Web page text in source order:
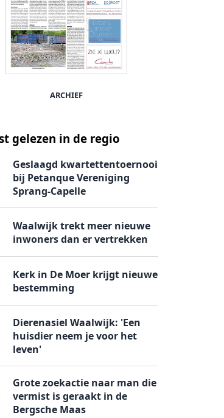
ARCHIEF
gelezen in de regio
Geslaagd kwartettentoernooi
bij Petanque Vereniging
Sprang-Capelle
Waalwijk trekt meer nieuwe
inwoners dan er vertrekken
Kerk in De Moer krijgt nieuwe
bestemming
Dierenasiel Waalwijk: 'Een
huisdier neem je voor het
leven'
Grote zoekactie naar man die
vermist is geraakt in de
Bergsche Maas